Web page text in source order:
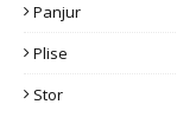
Panjur
Plise
Stor